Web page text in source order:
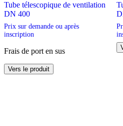
Tube télescopique de ventilation
DN 400
Prix sur demande ou après
inscription
Frais de port en sus
Ce
produit
Vers le produit